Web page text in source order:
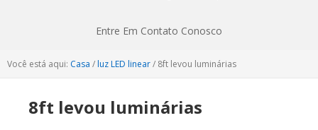
Entre Em Contato Conosco
Você está aqui: Casa / luz LED linear/ 8ft levou luminárias
8ft levou luminárias